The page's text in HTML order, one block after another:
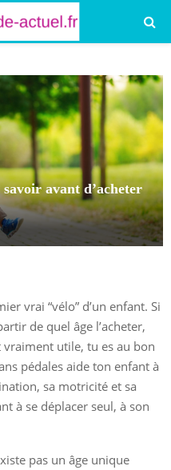
avant d’acheter
vrai “vélo” d’un enfant. Si
de quel âge l’acheter,
utile, tu es au bon
pédales aide ton enfant à
sa motricité et sa
à se déplacer seul, à son
pas un âge unique